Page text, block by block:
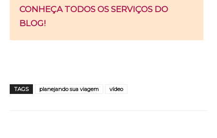
CONHEÇA TODOS OS SERVIÇOS DO
BLOG!
TAGS planejando sua viagem vídeo